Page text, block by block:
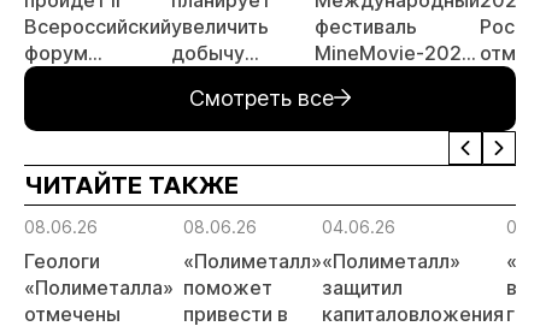
Всероссийский
форум
«Россыпное
России»
увеличить
добычу
тонн в 2026
году
фестиваль
MineMovie-2026
заявок
МСБ
Смотреть все
ЧИТАЙТЕ ТАКЖЕ
08.06.26
Геологи
«Полиметалла»
отмечены
08.06.26
«Полиметалл»
поможет
привести в
04.06.26
«Полиметалл»
защитил
капиталовложения